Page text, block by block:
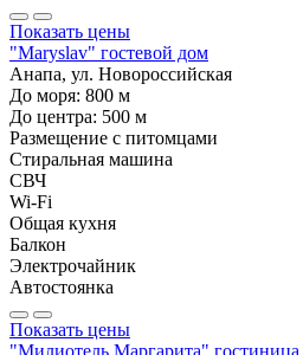
Показать цены
"Maryslav" гостевой дом
Анапа, ул. Новороссийская
До моря: 800 м
До центра: 500 м
Размещение с питомцами
Стиральная машина
СВЧ
Wi-Fi
Общая кухня
Балкон
Электрочайник
Автостоянка
Показать цены
"Милиотель Маргарита" гостиница